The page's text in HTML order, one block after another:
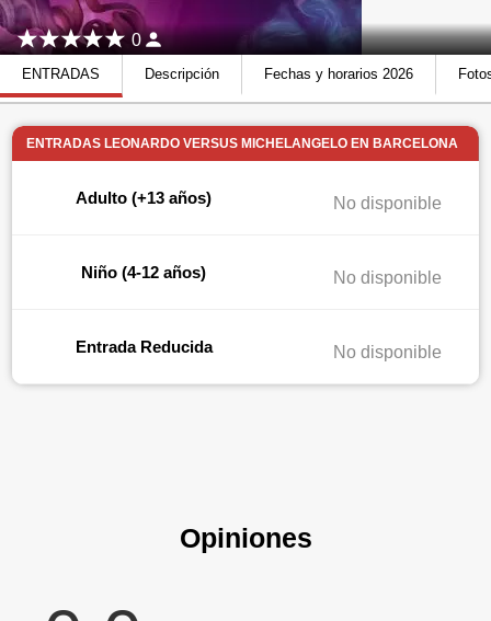
0
ENTRADAS Descripción Fechas y horarios 2026
ENTRADAS LEONARDO VERSUS MICHELANGELO EN BARCELONA
Adulto (+13 años) No disponible
Niño (4-12 años) No disponible
Entrada Reducida No disponible
Opiniones